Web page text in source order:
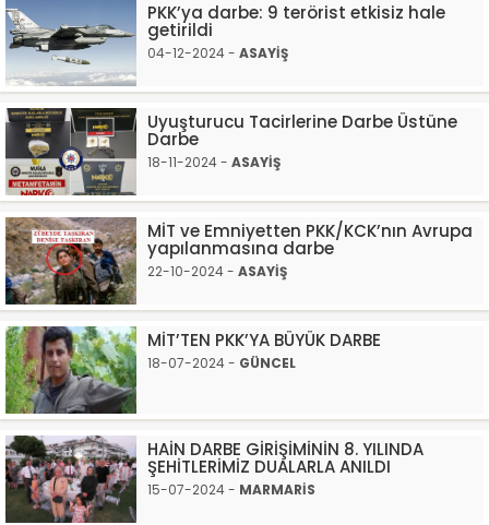
PKK’ya darbe: 9 terörist etkisiz hale
getirildi
04-12-2024 - ASAYİŞ
Uyuşturucu Tacirlerine Darbe Üstüne
Darbe
18-11-2024 - ASAYİŞ
MİT ve Emniyetten PKK/KCK’nın Avrupa
yapılanmasına darbe
22-10-2024 - ASAYİŞ
MİT’TEN PKK’YA BÜYÜK DARBE
18-07-2024 - GÜNCEL
HAİN DARBE GİRİŞİMİNİN 8. YILINDA
ŞEHİTLERİMİZ DUALARLA ANILDI
15-07-2024 - MARMARİS